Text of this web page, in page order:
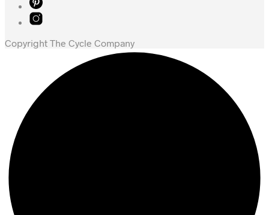
Copyright The Cycle Company